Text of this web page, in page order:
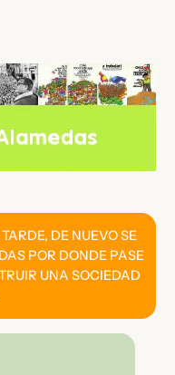
DE NUEVO SE
POR DONDE PASE
UNA SOCIEDAD